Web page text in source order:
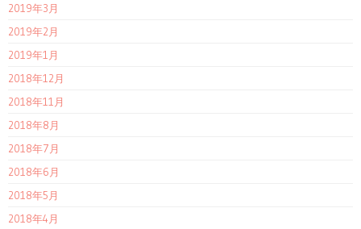
2019年3月
2019年2月
2019年1月
2018年12月
2018年11月
2018年8月
2018年7月
2018年6月
2018年5月
2018年4月